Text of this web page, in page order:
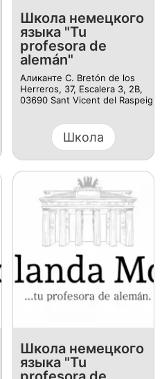
Школа немецкого
языка "Tu
profesora de
alemán"
Аликанте C. Bretón de los
Herreros, 37, Escalera 3, 2B,
03690 Sant Vicent del Raspeig
Школа
Школа немецкого
языка "Tu